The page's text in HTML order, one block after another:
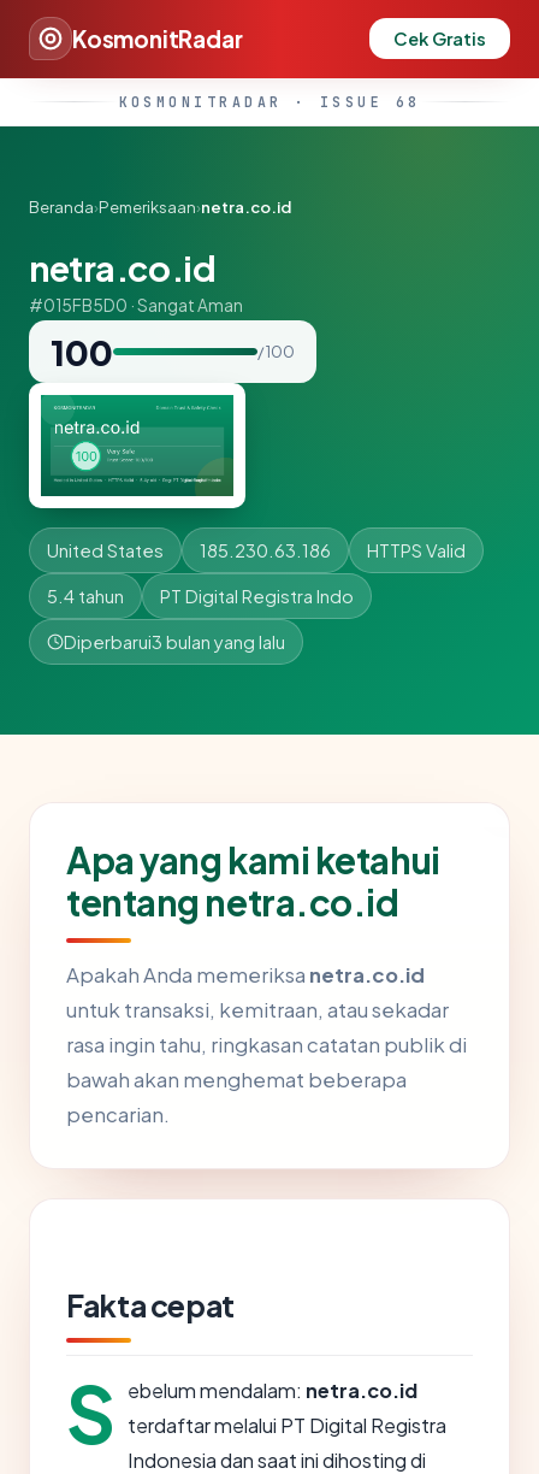
KosmonitRadar Cek Gratis
KOSMONITRADAR · ISSUE 68
Beranda›Pemeriksaan›netra.co.id
netra.co.id
#015FB5D0 · Sangat Aman
100 / 100
United States 185.230.63.186 HTTPS Valid
5.4 tahun PT Digital Registra Indo
Diperbarui3 bulan yang lalu
Apa yang kami ketahui
tentang netra.co.id
Apakah Anda memeriksa netra.co.id
untuk transaksi, kemitraan, atau sekadar
rasa ingin tahu, ringkasan catatan publik di
bawah akan menghemat beberapa
pencarian.
Fakta cepat
S ebelum mendalam: netra.co.id
terdaftar melalui PT Digital Registra
Indonesia dan saat ini dihosting di